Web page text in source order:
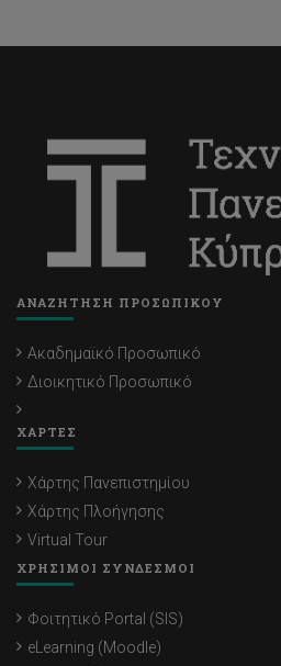
ΑΝΑΖΗΤΗΣΗ ΠΡΟΣΩΠΙΚΟΥ
Ακαδημαϊκό Προσωπικό
Διοικητικό Προσωπικό
ΧΑΡΤΕΣ
Χάρτης Πανεπιστημίου
Χάρτης Πλοήγησης
Virtual Tour
ΧΡΗΣΙΜΟΙ ΣΥΝΔΕΣΜΟΙ
Φοιτητικό Portal (SIS)
eLearning (Moodle)